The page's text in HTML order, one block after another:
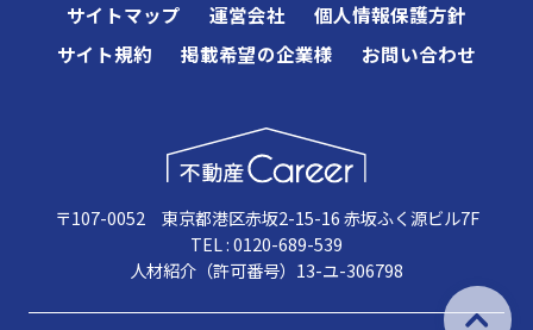
サイトマップ 運営会社
個人情報保護方針
サイト規約
掲載希望の企業様 お問い合わせ
〒107-0052 東京都港区赤坂2-15-16 赤坂ふく源ビル7F
TEL : 0120-689-539
人材紹介（許可番号）13-ユ-306798